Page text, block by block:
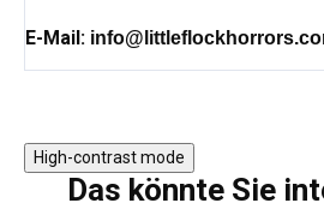
E-Mail:
High-contrast mode
Das könnte Sie